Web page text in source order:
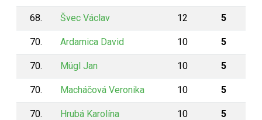
68. Švec Václav 12 5
70. Ardamica David 10 5
70. Mügl Jan 10 5
70. Macháčová Veronika 10 5
70. Hrubá Karolína 10 5